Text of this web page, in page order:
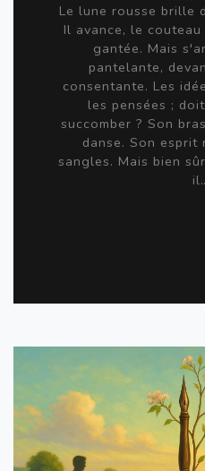
Le lune rousse brille
Il avance, le
gantée. Mais
pantelante,
consentante. Les
les pensées ;
succomber ? Son
danse. Son esprit
sangles. Mais bien